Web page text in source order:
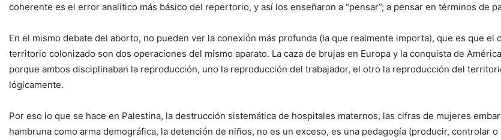
coherente es el error analítico más básico del repertorio, y así los enseñaron a “pensar”; a pensar en términos de
En el mismo debate del aborto, no pueden ver la conexión más profunda (la que realmente importa), que es que
territorio colonizado son dos operaciones del mismo aparato. La caza de brujas en Europa y la conquista de
porque ambos disciplinaban la reproducción, uno la reproducción del trabajador, el otro la reproducción del
lógicamente.
Por eso lo que se hace en Palestina, la destrucción sistemática de hospitales maternos, las cifras de mujeres
hambruna como arma demográfica, la detención de niños, no es un exceso, es una pedagogía (producir, controlar